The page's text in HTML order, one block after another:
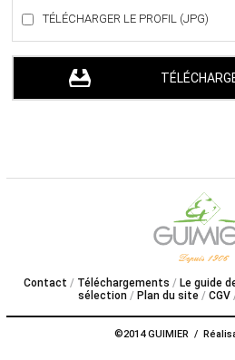
TÉLÉCHARGER LE PROFIL (JPG)
Contact Téléchargements Le guide
sélection
Plan du site CGV
©2014 GUIMIER /